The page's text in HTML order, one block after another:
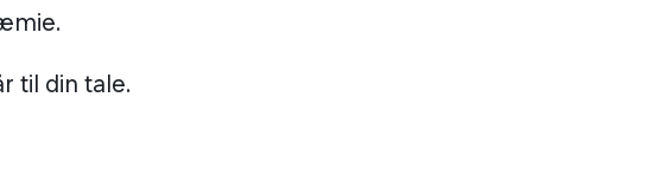
til din tale.